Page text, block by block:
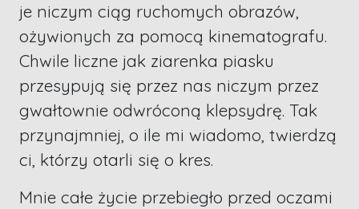
je niczym ciąg ruchomych obrazów,
ożywionych za pomocą kinematografu.
Chwile liczne jak ziarenka piasku
przesypują się przez nas niczym przez
gwałtownie odwróconą klepsydrę. Tak
przynajmniej, o ile mi wiadomo, twierdzą
ci, którzy otarli się o kres.
Mnie całe życie przebiegło przed oczami